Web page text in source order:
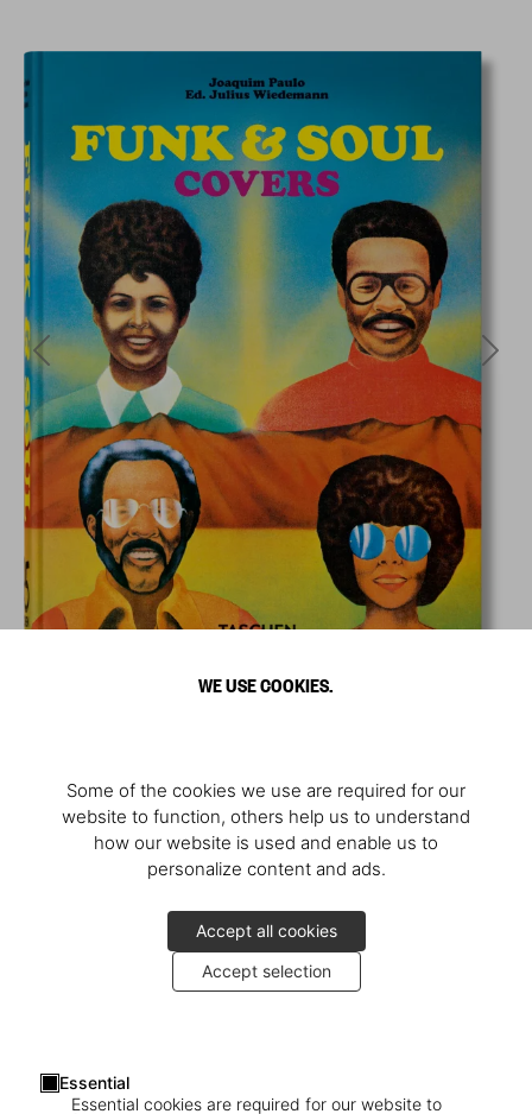
WE USE COOKIES.
Some of the cookies we use are required for our
website to function, others help us to understand
how our website is used and enable us to
personalize content and ads.
Accept all cookies
Accept selection
Essential
Essential cookies are required for our website to